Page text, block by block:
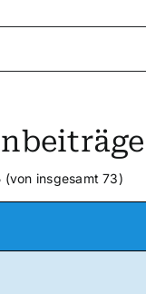
(von insgesamt 73)